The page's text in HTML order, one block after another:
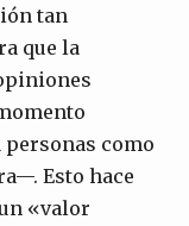
tan
que la
como
Esto hace
«valor